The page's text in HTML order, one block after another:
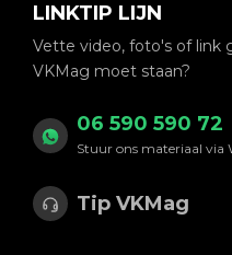
LINKTIP LIJN
Vette video, foto's of link
VKMag moet staan?
06 590 590 72
Stuur ons materiaal via
Tip VKMag